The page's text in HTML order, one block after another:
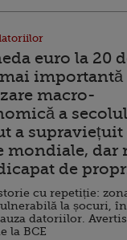
euro la 20
mai importantă
macro-
a
a
mondiale, dar
de
cu repetiție:
la șocuri,
datoriilor.
la BCE